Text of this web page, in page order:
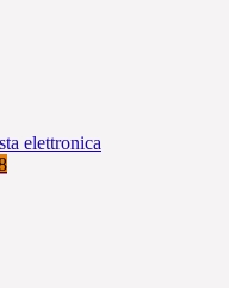
elettronica